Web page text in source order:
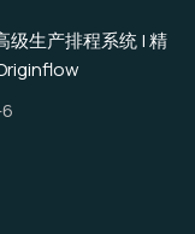
生产排程系统 | 精